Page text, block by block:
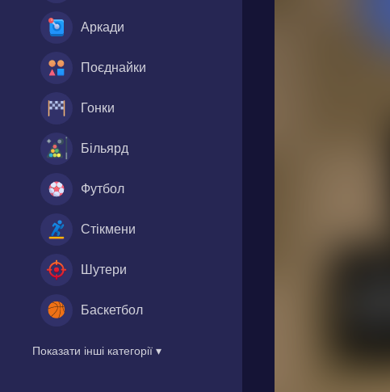
Аркади
Поєднайки
Гонки
Більярд
Футбол
Стікмени
Шутери
Баскетбол
Показати інші категорії ▾